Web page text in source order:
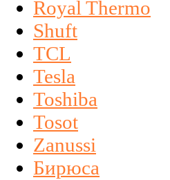
Royal Thermo
Shuft
TCL
Tesla
Toshiba
Tosot
Zanussi
Бирюса